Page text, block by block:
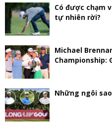
Có được chạm
tự nhiên rời?
Michael
Championship:
Những ngôi